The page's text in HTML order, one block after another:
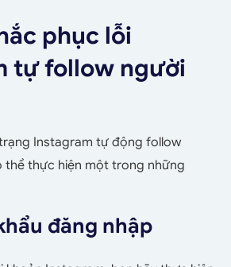
phục lỗi
tự follow người
Instagram tự động follow
thể thực hiện một trong những
đăng nhập